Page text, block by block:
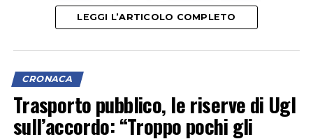
“In questi ultimi giorni – spiega in una nota – la carenza
idrica è diventata un enorme problema per Ponza, con
intere zone dell’isola rimaste senza servizio. Le cause,
LEGGI L’ARTICOLO COMPLETO
CRONACA
Trasporto pubblico, le riserve di Ugl
sull’accordo: “Troppo pochi gli